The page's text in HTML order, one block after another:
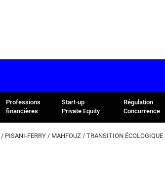
Professions
financières
Start-up
Private Equity
Régulation
Concurrence
/ PISANI-FERRY / MAHFOUZ / TRANSITION ÉCOLOGIQUE